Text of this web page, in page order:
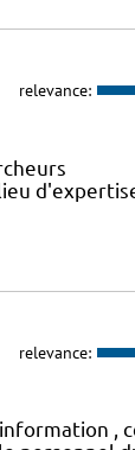
relevance:
relevance:
,